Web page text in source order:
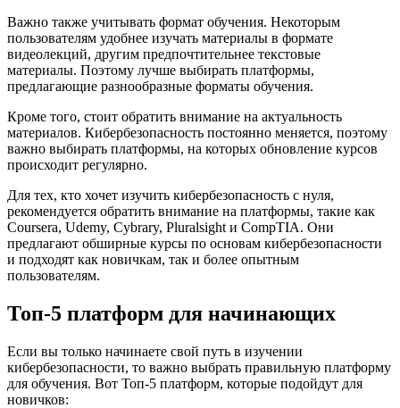
Важно также учитывать формат обучения. Некоторым
пользователям удобнее изучать материалы в формате
видеолекций, другим предпочтительнее текстовые
материалы. Поэтому лучше выбирать платформы,
предлагающие разнообразные форматы обучения.
Кроме того, стоит обратить внимание на актуальность
материалов. Кибербезопасность постоянно меняется, поэтому
важно выбирать платформы, на которых обновление курсов
происходит регулярно.
Для тех, кто хочет изучить кибербезопасность с нуля,
рекомендуется обратить внимание на платформы, такие как
Coursera, Udemy, Cybrary, Pluralsight и CompTIA. Они
предлагают обширные курсы по основам кибербезопасности
и подходят как новичкам, так и более опытным
пользователям.
Топ-5 платформ для начинающих
Если вы только начинаете свой путь в изучении
кибербезопасности, то важно выбрать правильную платформу
для обучения. Вот Топ-5 платформ, которые подойдут для
новичков: